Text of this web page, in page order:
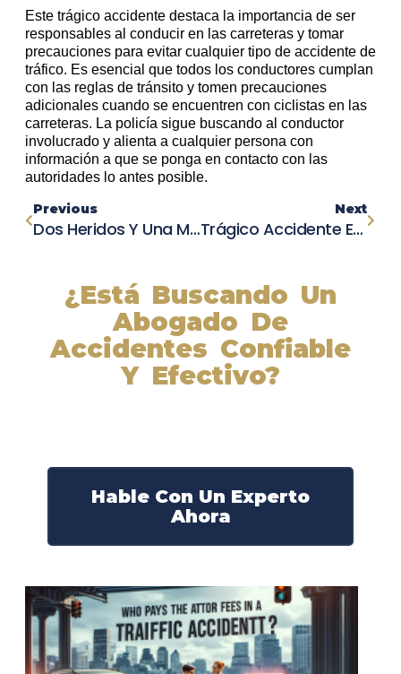
Este trágico accidente destaca la importancia de ser
responsables al conducir en las carreteras y tomar
precauciones para evitar cualquier tipo de accidente de
tráfico. Es esencial que todos los conductores cumplan
con las reglas de tránsito y tomen precauciones
adicionales cuando se encuentren con ciclistas en las
carreteras. La policía sigue buscando al conductor
involucrado y alienta a cualquier persona con
información a que se ponga en contacto con las
autoridades lo antes posible.
Previous
Dos Heridos Y Una Mujer Fallecida En Choque En Intersección Complicada De Wrentham.
Next
Trágico Accidente En Nueva York: Cinco Niños Pierden La Vida En Un Choque De Coche
¿Está Buscando Un
Abogado De
Accidentes Confiable
Y Efectivo?
Hable Con Un Experto
Ahora